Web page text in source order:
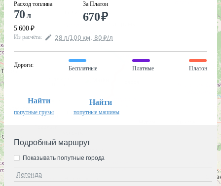
Расход топлива
70 л
5 600 ₽
За Платон
670₽
Из расчёта: 28 л/100 км, 80 ₽/л
Дороги:
Бесплатные Платные Платон
Найти
попутные грузы
Найти
попутные машины
Подробный маршрут
Легенда
Показывать попутные города